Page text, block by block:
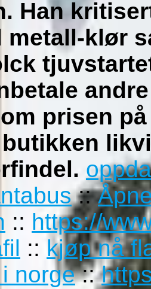
Han
klør
prisen
::
:: https://
:: kjøp nå
norge::